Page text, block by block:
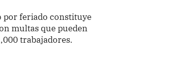
por feriado constituye
multas que pueden
trabajadores.